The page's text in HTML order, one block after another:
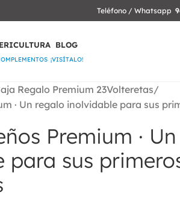
Teléfono / Whatsapp
BLOG
¡VISÍTALO!
Regalo Premium 23Volteretas
· Un regalo inolvidable para sus
Premium ·
para sus